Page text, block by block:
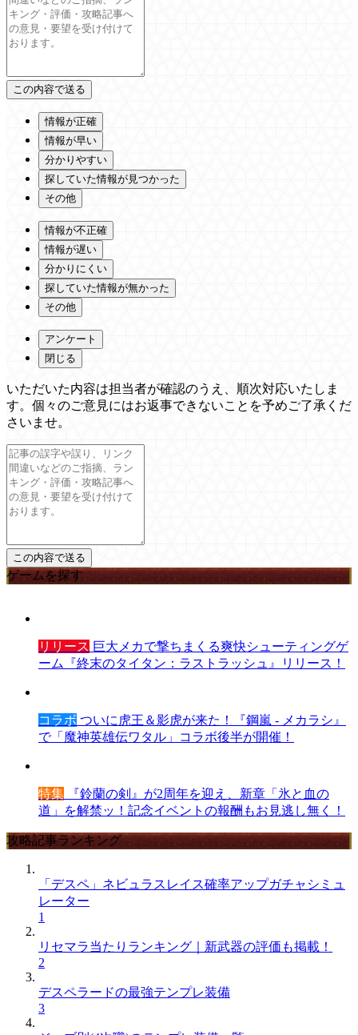
情報が正確
情報が早い
分かりやすい
探していた情報が見つかった
その他
情報が不正確
情報が遅い
分かりにくい
探していた情報が無かった
その他
アンケート
閉じる
いただいた内容は担当者が確認のうえ、順次対応いたしま
す。個々のご意見にはお返事できないことを予めご了承くだ
さいませ。
ゲームを探す
リリース 巨大メカで撃ちまくる爽快シューティングゲ
ーム『終末のタイタン：ラストラッシュ』リリース！
コラボ ついに虎王＆影虎が来た！『鋼嵐 - メカラシ』
で「魔神英雄伝ワタル」コラボ後半が開催！
特集 『鈴蘭の剣』が2周年を迎え、新章「氷と血の
道」を解禁ッ！記念イベントの報酬もお見逃し無く！
攻略記事ランキング
「デスペ」ネビュラスレイス確率アップガチャシミュ
レーター
1
リセマラ当たりランキング｜新武器の評価も掲載！
2
デスペラードの最強テンプレ装備
3